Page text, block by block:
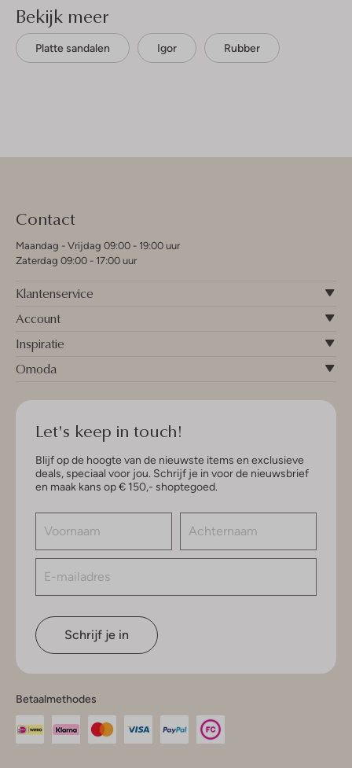
Bekijk meer
Platte sandalen Igor Rubber
Contact
Maandag - Vrijdag 09:00 - 19:00 uur
Zaterdag 09:00 - 17:00 uur
Klantenservice
Account
Inspiratie
Omoda
Let's keep in touch!
Blijf op de hoogte van de nieuwste items en exclusieve
deals, speciaal voor jou. Schrijf je in voor de nieuwsbrief
en maak kans op € 150,- shoptegoed.
Schrijf je in
Betaalmethodes